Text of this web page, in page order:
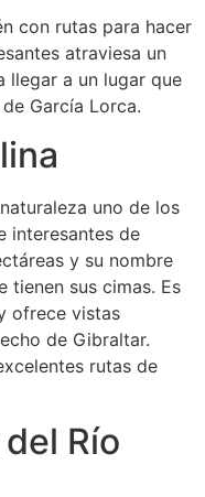
con rutas para hacer
atraviesa un
llegar a un lugar que
García Lorca.
uno de los
interesantes de
y su nombre
tienen sus cimas. Es
ofrece vistas
de Gibraltar.
rutas de
Río